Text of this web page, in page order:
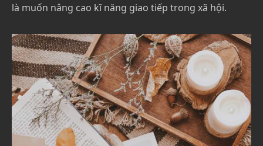
là muốn nâng cao kĩ năng giao tiếp trong xã hội.